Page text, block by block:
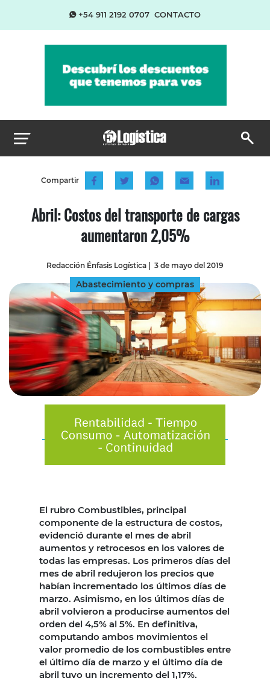
+54 911 2192 0707 CONTACTO
Compartir
Abril: Costos del transporte de cargas
aumentaron 2,05%
Redacción Énfasis Logística | 3 de mayo del 2019
Abastecimiento y compras
El rubro Combustibles, principal
componente de la estructura de costos,
evidenció durante el mes de abril
aumentos y retrocesos en los valores de
todas las empresas. Los primeros días del
mes de abril redujeron los precios que
habían incrementado los últimos días de
marzo. Asimismo, en los últimos días de
abril volvieron a producirse aumentos del
orden del 4,5% al 5%. En definitiva,
computando ambos movimientos el
valor promedio de los combustibles entre
el último día de marzo y el último día de
abril tuvo un incremento del 1,17%.